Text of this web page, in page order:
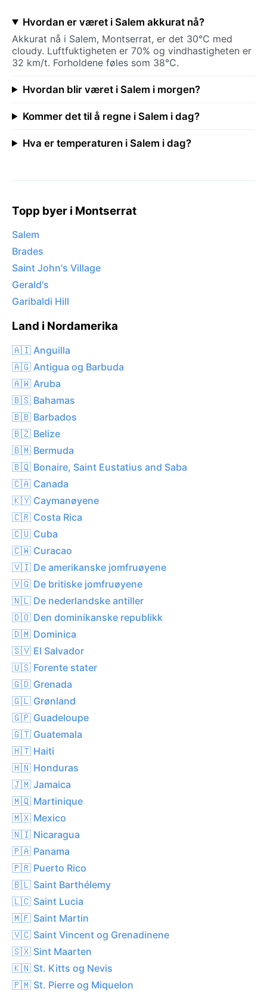
Hvordan er været i Salem akkurat nå?
Akkurat nå i Salem, Montserrat, er det 30°C med
cloudy. Luftfuktigheten er 70% og vindhastigheten er
32 km/t. Forholdene føles som 38°C.
Hvordan blir været i Salem i morgen?
Kommer det til å regne i Salem i dag?
Hva er temperaturen i Salem i dag?
Topp byer i Montserrat
Salem
Brades
Saint John's Village
Gerald's
Garibaldi Hill
Land i Nordamerika
🇦🇮 Anguilla
🇦🇬 Antigua og Barbuda
🇦🇼 Aruba
🇧🇸 Bahamas
🇧🇧 Barbados
🇧🇿 Belize
🇧🇲 Bermuda
🇧🇶 Bonaire, Saint Eustatius and Saba
🇨🇦 Canada
🇰🇾 Caymanøyene
🇨🇷 Costa Rica
🇨🇺 Cuba
🇨🇼 Curacao
🇻🇮 De amerikanske jomfruøyene
🇻🇬 De britiske jomfruøyene
🇳🇱 De nederlandske antiller
🇩🇴 Den dominikanske republikk
🇩🇲 Dominica
🇸🇻 El Salvador
🇺🇸 Forente stater
🇬🇩 Grenada
🇬🇱 Grønland
🇬🇵 Guadeloupe
🇬🇹 Guatemala
🇭🇹 Haiti
🇭🇳 Honduras
🇯🇲 Jamaica
🇲🇶 Martinique
🇲🇽 Mexico
🇳🇮 Nicaragua
🇵🇦 Panama
🇵🇷 Puerto Rico
🇧🇱 Saint Barthélemy
🇱🇨 Saint Lucia
🇲🇫 Saint Martin
🇻🇨 Saint Vincent og Grenadinene
🇸🇽 Sint Maarten
🇰🇳 St. Kitts og Nevis
🇵🇲 St. Pierre og Miquelon